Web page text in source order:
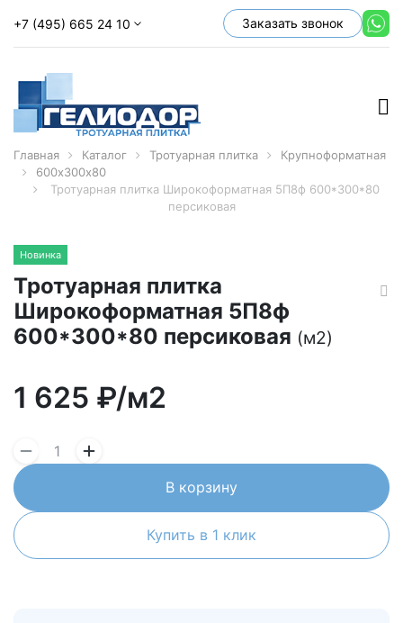
+7 (495) 665 24 10 Заказать звонок
Главная Каталог Тротуарная плитка
Крупноформатная
600х300х80
Тротуарная плитка Широкоформатная 5П8ф 600*300*80
персиковая
Новинка
Тротуарная плитка
Широкоформатная 5П8ф
600*300*80 персиковая (м2)
1 625 ₽/м2
В корзину
Купить в 1 клик